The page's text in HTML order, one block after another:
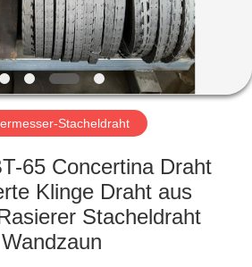
Stacheldraht
65 Concertina Draht
Klinge Draht aus
Stacheldraht
Wandzaun